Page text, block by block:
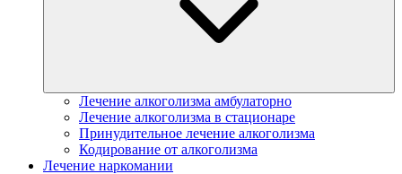
Лечение алкоголизма амбулаторно
Лечение алкоголизма в стационаре
Принудительное лечение алкоголизма
Кодирование от алкоголизма
Лечение наркомании